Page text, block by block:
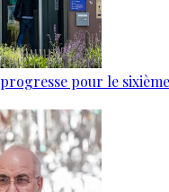
pour le